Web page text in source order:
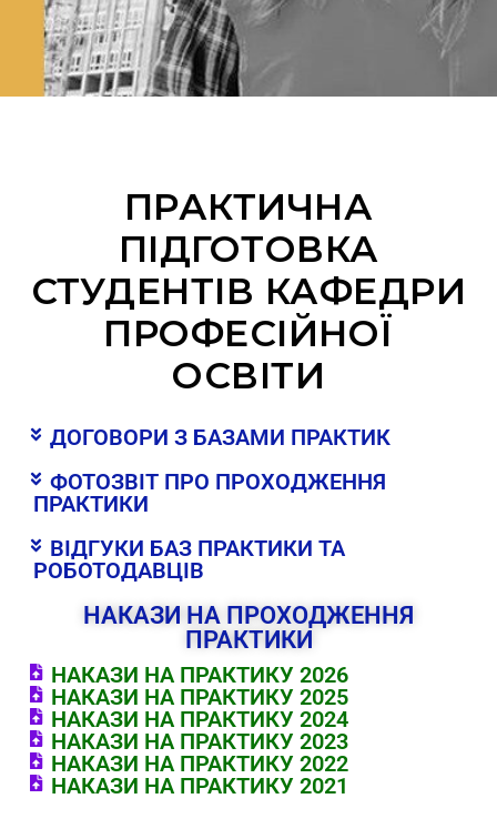
ПРАКТИЧНА
ПІДГОТОВКА
СТУДЕНТІВ КАФЕДРИ
ПРОФЕСІЙНОЇ
ОСВІТИ
ДОГОВОРИ З БАЗАМИ ПРАКТИК
ФОТОЗВІТ ПРО ПРОХОДЖЕННЯ
ПРАКТИКИ
ВІДГУКИ БАЗ ПРАКТИКИ ТА
РОБОТОДАВЦІВ
НАКАЗИ НА ПРОХОДЖЕННЯ
ПРАКТИКИ
НАКАЗИ НА ПРАКТИКУ 2026
НАКАЗИ НА ПРАКТИКУ 2025
НАКАЗИ НА ПРАКТИКУ 2024
НАКАЗИ НА ПРАКТИКУ 2023
НАКАЗИ НА ПРАКТИКУ 2022
НАКАЗИ НА ПРАКТИКУ 2021